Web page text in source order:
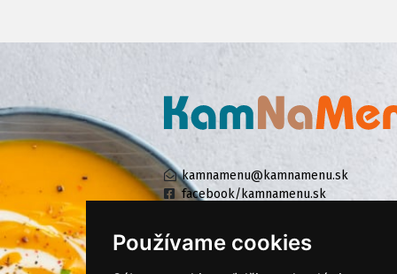
Používame cookies
kamnamenu@kamnamenu.sk
facebook/kamnamenu.sk